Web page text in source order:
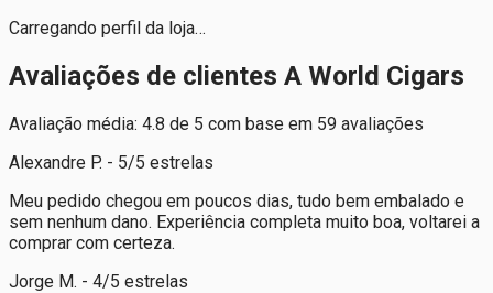
Carregando perfil da loja…
Avaliações de clientes A World Cigars
Avaliação média: 4.8 de 5 com base em 59 avaliações
Alexandre P. - 5/5 estrelas
Meu pedido chegou em poucos dias, tudo bem embalado e
sem nenhum dano. Experiência completa muito boa, voltarei a
comprar com certeza.
Jorge M. - 4/5 estrelas